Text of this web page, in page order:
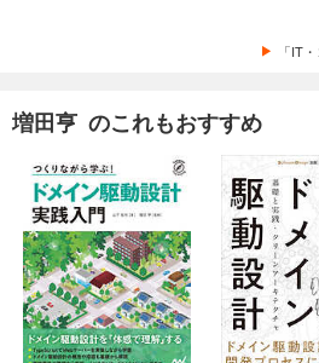
「IT
増田亨 のこれもおすすめ